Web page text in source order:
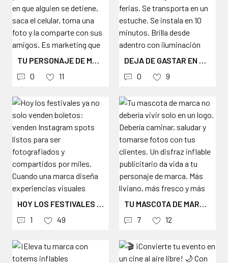
TU PERSONAJE DE MARCA MERECE SER GIGANTE. UNA MASCOTA INFLABLE NO ES SOLO PUBLICIDAD. ES EL MOMENTO EN QUE ALGUIEN SE DETIENE, SACA EL CELULAR, TOMA UNA FOTO Y LA COMPARTE CON SUS AMIGOS. ES MARKETING QUE SE VIRALIZA SOLO. EN AEROINFLABLES FABRICAMOS MASCOTAS INFLABLES 100% PERSONALIZADAS CON LA IDENTIDAD DE TU MARCA. IMPRESIÓN DIGITAL DE ALTA RESOLUCIÓN QUE REPLICA FIELMENTE CADA DETALLE DE TU PERSONAJE: PROPORCIONES, COLORES, EXPRESIONES Y ELEMENTOS GRÁFICOS. DESDE ACTIVACIONES BTL HASTA FERIAS, EVENTOS DEPORTIVOS Y PUNTOS DE VENTA. DE 2 A 8 METROS DE ALTURA. CON MOTOR SILENCIOSO, ILUMINACIÓN LED, ANCLAJE Y ESTUCHE INCLUIDO. MÁS DE 40 AÑOS FABRICANDO INFLABLES QUE HACEN DESTACAR A LAS MARCAS MÁS EXIGENTES DE COLOMBIA, MÉXICO Y PANAMÁ. SI TU MARCA TIENE UN PERSONAJE, NOSOTROS LO HACEMOS GIGANTE. Y SI AÚN NO LO TIENE, TE AYUDAMOS A CREARLO. ESCRÍBENOS AL DM O COTIZA EN EL LINK DE LA BIO. ### HASHTAGS #MASCOTASINFLABLES #MASCOTACORPORATIVA #PERSONAJEINFLABLE #MASCOTAGIGANTE #INFLABLEPUBLICITARIO #ACTIVACIONDEMARCA #MARKETINGBTL #PUBLICIDADCREATIVA #EVENTMARKETING #BRANDACTIVATION #MASCOTAPERSONALIZADA #INFLATABLESMARKETING #MARKETINGEXPERIENCIAL #FERIASYEXPOSICIONES #EVENTOSCORPORATIVOS #MASCOTADEMARCA #PUBLICIDADINFLABLE #PROMOCIONDEMARCA #INFLABLESCONMOTOR #MADEINCOLOMBIA #INFLABLESPUBLICITARIOS #DISENOPERSONALIZADO #MARKETINGDEEVENTOS #IMPACTOVISUAL #PUBLICIDADEXTERIOR #ACTIVACIONBTL #LANZAMIENTODEPRODUCTO #PUNTOSDEVENTA #FABRICADEINFLABLES #AEROINFLABLES
0
11
DEJA DE GASTAR EN MONTAJE. INVIERTE EN IMPACTO. UN STAND INFLABLE CAMBIA LAS REGLAS DE LAS FERIAS. SE TRANSPORTA EN UN ESTUCHE. SE INSTALA EN 10 MINUTOS. BRILLA DESDE ADENTRO CON ILUMINACIÓN LED. Y CADA CENTÍMETRO LLEVA EL BRANDING DE TU MARCA EN IMPRESIÓN DIGITAL HD. EN AEROINFLABLES FABRICAMOS STANDS INFLABLES 100% PERSONALIZADOS PARA FERIAS, EXPOSICIONES, ACTIVACIONES Y EVENTOS CORPORATIVOS. DISEÑAMOS SEGÚN LAS DIMENSIONES DE TU ESPACIO ASIGNADO, CON TU IDENTIDAD VISUAL INTEGRADA EN TODA LA ESTRUCTURA. SIN HERRAMIENTAS. SIN CUADRILLA DE MONTAJE. SIN CAMIONES DE CARGA. SIN COSTOS RECURRENTES DE LOGÍSTICA. SOLO TU MARCA, BRILLANDO EN CADA FERIA. MÁS DE 40 AÑOS FABRICANDO INFLABLES PARA LAS EMPRESAS MÁS EXIGENTES DE COLOMBIA, MÉXICO Y PANAMÁ. TU PRÓXIMA FERIA MERECE UN STAND QUE ESTÉ A LA ALTURA DE TU MARCA, Y QUE QUEPA EN UN ESTUCHE. #STANDSINFLABLES #STANDINFLABLE #INFLABLEPUBLICITARIO #STANDPARAFERIAS #STANDPORTÁTIL #FERIASYEXPOSICIONES #STANDPERSONALIZADO #INFLATABLESTAND #TRADESHOW #EVENTMARKETING #STANDCONBRANDING #FERIACOMERCIAL #ACTIVACIONDEMARCA #STANDDEEXHIBICIÓN #INFLABLESCONMOTOR #SHOWROOMPORTÁTIL #EXPOSTAND #MARKETINGEXPERIENCIAL #EVENTOSCORPORATIVOS #MADEINCOLOMBIA #INFLABLESPUBLICITARIOS #STANDECONÓMICO #EXHIBICIÓNDEMARCO #LANZAMIENTODEPRODUCTO #FERÍAINTERNACIONAL #PUBLICIDADCREATIVA #NEGOCIOVISIBLE #STANDCONLED #FABRICADEINFLABLES #AEROINFLABLES
0
9
HOY LOS FESTIVALES YA NO SOLO VENDEN BOLETOS: VENDEN INSTAGRAM SPOTS LISTOS PARA SER FOTOGRAFIADOS Y COMPARTIDOS POR MILES. CUANDO UNA MARCA DISEÑA EXPERIENCIAS VISUALES IMPACTANTES (COMO ESTOS HONGOS GIGANTES), CONVIERTE UN ÁREA CUALQUIERA DEL FESTIVAL EN UN ESCENARIO DE FOTOS OBLIGADO, GENERANDO CONTENIDO ORGÁNICO, RECORDACIÓN Y EXPOSICIÓN CONSTANTE DURANTE TODO EL EVENTO. INVERTIR EN ESPACIOS FOTOGÉNICOS Y MEMORABLES DENTRO DE CONCIERTOS Y FESTIVALES ES UNA DE LAS FORMAS MÁS EFECTIVAS DE AMPLIFICAR EL ALCANCE DE LA MARCA SIN PAGAR POR MEDIOS TRADICIONALES. #BRANDEXPERIENCE #INSTAGRAMSPOT #EXPERIENCIASDEMARCA #MARKETINGENFESTIVALES #FESTIVALMARKETING #BRANDACTIVATION #EVENTMARKETING #INFLABLESGIGANTES #ARTEINFLABLE #PHOTOSPOT #USERGENERATEDCONTENT #ESTRATEGIADEMARCA #EVENTOSENVIVO
1
49
TU MASCOTA DE MARCA NO DEBERÍA VIVIR SOLO EN UN LOGO. DEBERÍA CAMINAR, SALUDAR Y TOMARSE FOTOS CON TUS CLIENTES. UN DISFRAZ INFLABLE PUBLICITARIO DA VIDA A TU PERSONAJE DE MARCA. MÁS LIVIANO, MÁS FRESCO Y MÁS GRANDE QUE UNA BOTARGA DE ESPUMA. EL MOTOR CON VENTILADOR INTERNO MANTIENE AL PROMOTOR CÓMODO DURANTE HORAS. EN AEROINFLABLES FABRICAMOS DISFRACES INFLABLES 100% PERSONALIZADOS. MASCOTAS, PRODUCTOS, PERSONAJES, ANIMALES: LO QUE TU MARCA NECESITE. IMPRESIÓN DIGITAL DE ALTA RESOLUCIÓN CON CADA DETALLE DE TU PERSONAJE. #DISFRACESINFLABLES #DISFRAZINFLABLE #INFLABLEPUBLICITARIO #BOTARGAINFLABLE #TRAJEINFLABLE #MASCOTADEMARCA #MARKETINGBTL #PERSONAJEINFLABLE #EVENTMARKETING #BRANDACTIVATION #INFLATABLECOSTUME #PUNTODEVENTA #ACTIVACIONDEMARCA #MARKETINGCALLEJERO #PROMOCIONENCALLE #TRADEMARKETING #INFLABLEGIGANTE #MASCOTAINFLABLE #EVENTDECOR #MADEINCOLOMBIA #PUBLICIDADCREATIVA #MARKETINGEXPERIENCIAL #EVENTOSCORPORATIVOS #PROMOTORES #INFLABLESCONMOTOR #DESFILEDEPERSONAJES #ACTIVACIONBTL #BOTARGAPUBLICITARIA #FABRICADEINFLABLES #AEROINFLABLES
7
12